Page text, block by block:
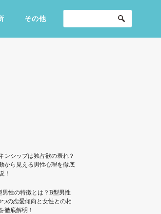
その他
ンシップは独占欲の表れ？
から見える男性心理を徹底
！
男性の特徴とは？B型男性
つの恋愛傾向と女性との相
徹底解明！